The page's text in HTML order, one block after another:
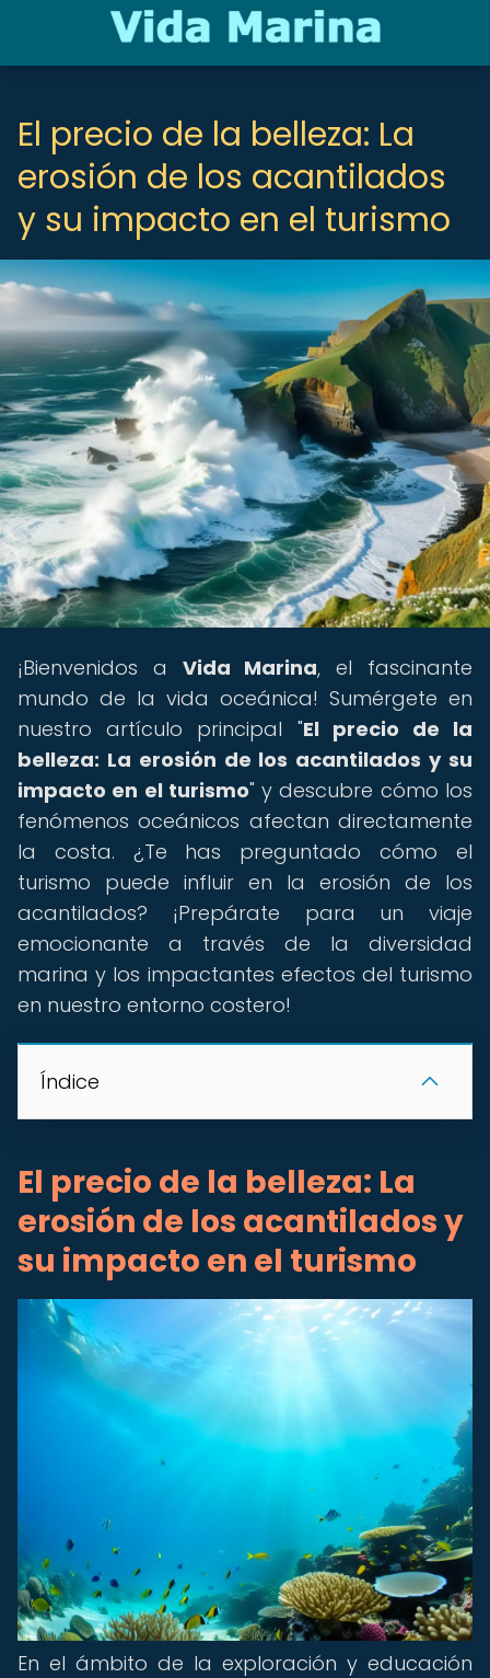
El precio de la belleza: La
erosión de los acantilados
y su impacto en el turismo
¡Bienvenidos a Vida Marina, el fascinante
mundo de la vida oceánica! Sumérgete en
nuestro artículo principal "El precio de la
belleza: La erosión de los acantilados y su
impacto en el turismo" y descubre cómo los
fenómenos oceánicos afectan directamente
la costa. ¿Te has preguntado cómo el
turismo puede influir en la erosión de los
acantilados? ¡Prepárate para un viaje
emocionante a través de la diversidad
marina y los impactantes efectos del turismo
en nuestro entorno costero!
Índice
El precio de la belleza: La
erosión de los acantilados y
su impacto en el turismo
En el ámbito de la exploración y educación